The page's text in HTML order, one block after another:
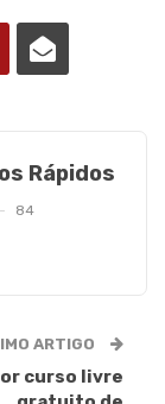
Rápidos
84
ARTIGO
curso livre